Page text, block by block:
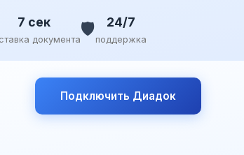
7 сек
документа🛡️ 24/7
поддержка
Подключить Диадок